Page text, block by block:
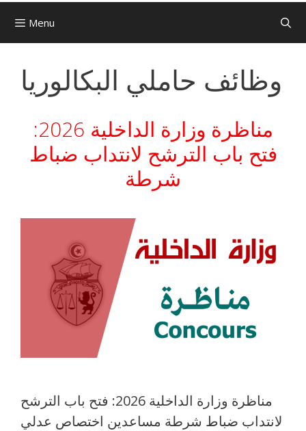
Menu
وظائف حاملي البكالوريا
مناظرة وزارة الداخلية 2026:
فتح باب الترشح لانتداب ضباط
شرطة
مناظرة وزارة الداخلية 2026: فتح باب الترشح
لانتداب ضباط شرطة مساعدين اختصاص عدلي